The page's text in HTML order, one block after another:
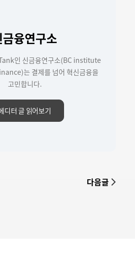
융연구소
인 신금융연구소(BC institute
는 결제를 넘어 혁신금융을
고민합니다.
디터 글 읽어보기
다음글